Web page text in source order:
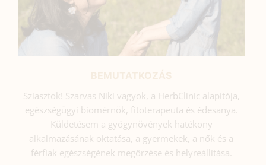
Sziasztok! Szarvas Niki vagyok, a HerbClinic alapítója,
egészségügyi biomérnök, fitoterapeuta és édesanya.
Küldetésem a gyógynövények hatékony
alkalmazásának oktatása, a gyermekek, a nők és a
férfiak egészségének megőrzése és helyreállítása.